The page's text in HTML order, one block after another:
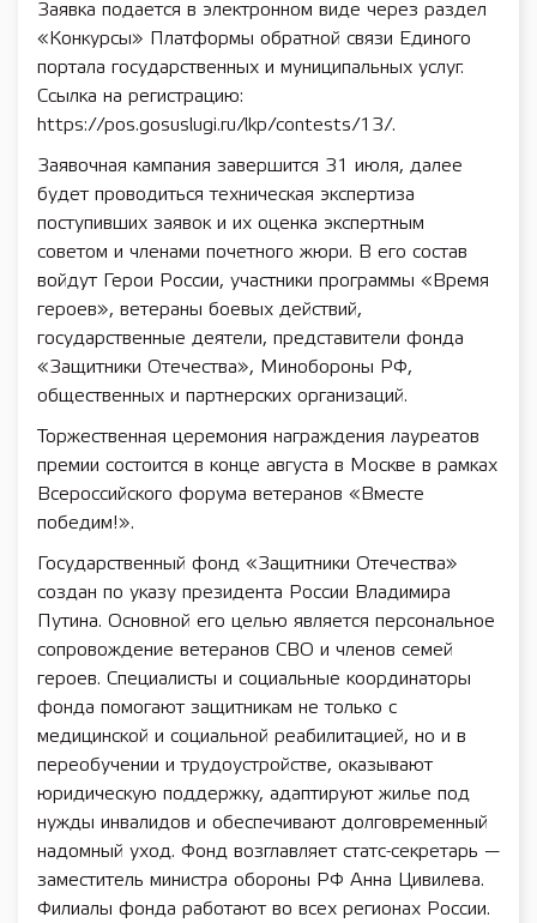
Заявка подается в электронном виде через раздел
«Конкурсы» Платформы обратной связи Единого
портала государственных и муниципальных услуг.
Ссылка на регистрацию:
https://pos.gosuslugi.ru/lkp/contests/13/.
Заявочная кампания завершится 31 июля, далее
будет проводиться техническая экспертиза
поступивших заявок и их оценка экспертным
советом и членами почетного жюри. В его состав
войдут Герои России, участники программы «Время
героев», ветераны боевых действий,
государственные деятели, представители фонда
«Защитники Отечества», Минобороны РФ,
общественных и партнерских организаций.
Торжественная церемония награждения лауреатов
премии состоится в конце августа в Москве в рамках
Всероссийского форума ветеранов «Вместе
победим!».
Государственный фонд «Защитники Отечества»
создан по указу президента России Владимира
Путина. Основной его целью является персональное
сопровождение ветеранов СВО и членов семей
героев. Специалисты и социальные координаторы
фонда помогают защитникам не только с
медицинской и социальной реабилитацией, но и в
переобучении и трудоустройстве, оказывают
юридическую поддержку, адаптируют жилье под
нужды инвалидов и обеспечивают долговременный
надомный уход. Фонд возглавляет статс-секретарь —
заместитель министра обороны РФ Анна Цивилева.
Филиалы фонда работают во всех регионах России.